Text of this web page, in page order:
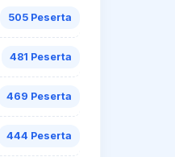
505 Peserta
481 Peserta
469 Peserta
444 Peserta